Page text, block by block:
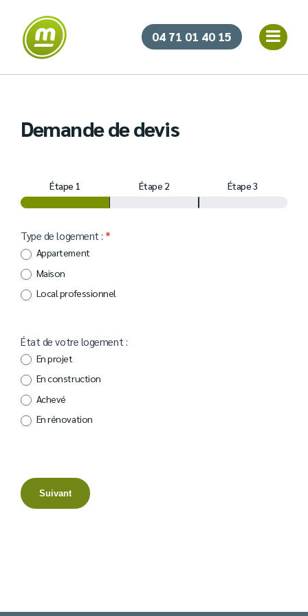
04 71 01 40 15
Demande de devis
devis
Étape 1 Étape 2 Étape 3
Type de logement : *
Appartement
Maison
Local professionnel
État de votre logement :
En projet
En construction
Achevé
En rénovation
Suivant